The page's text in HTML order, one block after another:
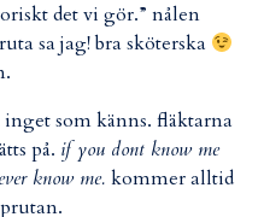
det vi gör.” nålen
sa jag! bra sköterska
som känns. fläktarna
på. if you dont know me
know me. kommer alltid